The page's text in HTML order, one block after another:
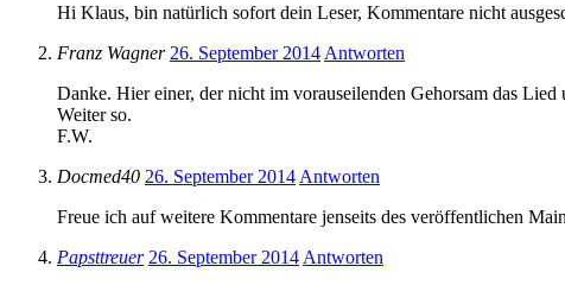
Hi Klaus, bin natürlich sofort dein Leser, Kommentare nicht
Franz Wagner 26. September 2014 Antworten
Danke. Hier einer, der nicht im vorauseilenden Gehorsam das
Weiter so.
F.W.
Docmed40 26. September 2014 Antworten
Freue ich auf weitere Kommentare jenseits des veröffentlichen
Papsttreuer 26. September 2014 Antworten